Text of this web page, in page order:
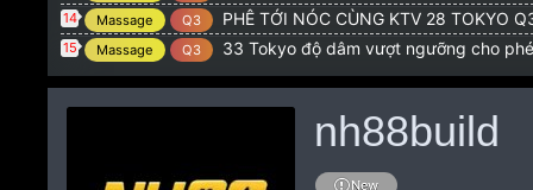
14 Massage Q3 PHÊ TỚI NÓC CÙNG KTV 28 TOKYO Q3: CƠN
15 Massage Q3 33 Tokyo độ dâm vượt ngưỡng cho
nh88build
New